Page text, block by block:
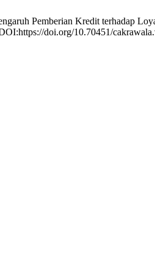
Pemberian Kredit terhadap
doi.org/10.70451/